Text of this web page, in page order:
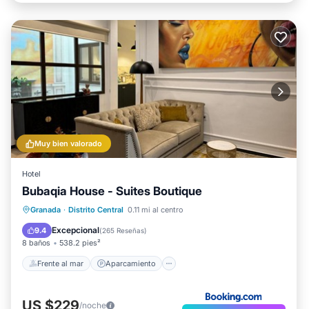
Muy bien valorado
Hotel
Bubaqia House - Suites Boutique
Granada · Distrito Central 0.11 mi al centro
9.4 Excepcional(265 Reseñas)
8 baños 538.2 pies²
Frente al mar Aparcamiento
Frente al mar
Aparcamiento
Vista al mar
Balcón/Terraza
US $229/noche